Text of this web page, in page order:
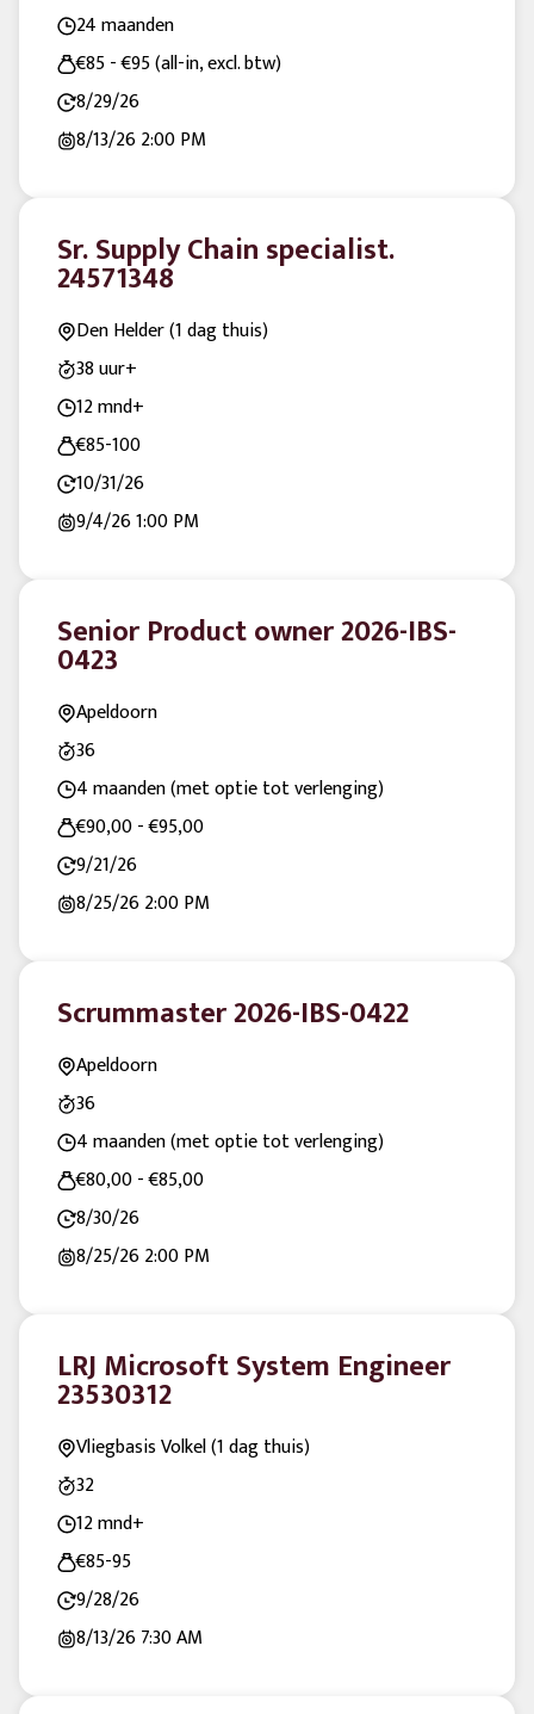
24 maanden
€85 - €95 (all-in, excl. btw)
8/29/26
8/13/262:00 PM
Sr. Supply Chain specialist.
24571348
Den Helder (1 dag thuis)
38 uur+
12 mnd+
€85-100
10/31/26
9/4/261:00 PM
Senior Product owner 2026-IBS-
0423
Apeldoorn
36
4 maanden (met optie tot verlenging)
€90,00 - €95,00
9/21/26
8/25/262:00 PM
Scrummaster 2026-IBS-0422
Apeldoorn
36
4 maanden (met optie tot verlenging)
€80,00 - €85,00
8/30/26
8/25/262:00 PM
LRJ Microsoft System Engineer
23530312
Vliegbasis Volkel (1 dag thuis)
32
12 mnd+
€85-95
9/28/26
8/13/267:30 AM